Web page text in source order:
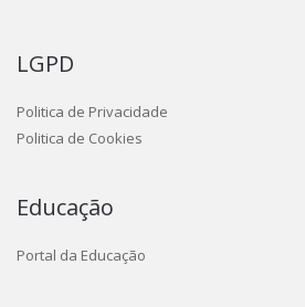
LGPD
Politica de Privacidade
Politica de Cookies
Educação
Portal da Educação